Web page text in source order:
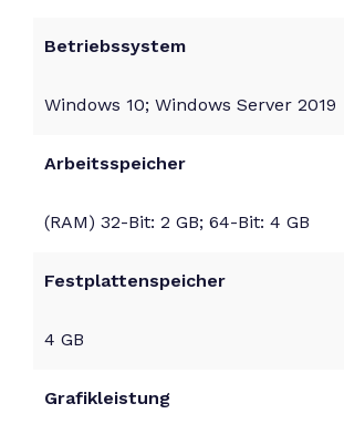
Betriebssystem
Windows 10; Windows Server 2019
Arbeitsspeicher
(RAM) 32-Bit: 2 GB; 64-Bit: 4 GB
Festplattenspeicher
4 GB
Grafikleistung